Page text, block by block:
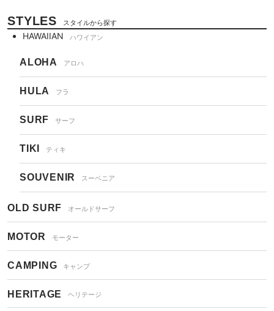
STYLES スタイルから探す
HAWAIIAN ハワイアン
ALOHA アロハ
HULA フラ
SURF サーフ
TIKI ティキ
SOUVENIR スーベニア
OLD SURF オールドサーフ
MOTOR モーター
CAMPING キャンプ
HERITAGE ヘリテージ